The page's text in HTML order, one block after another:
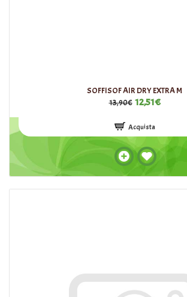
SOFFISOF AIR DRY EXTRA M
13,90€ 12,51€
Acquista